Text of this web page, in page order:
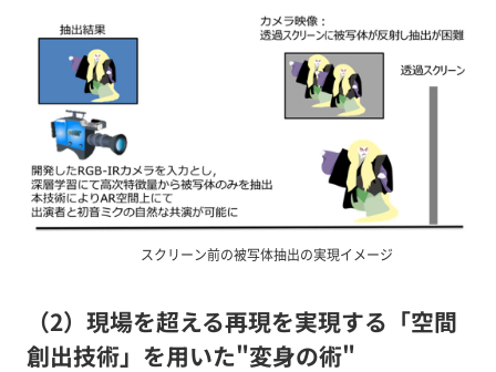
スクリーン前の被写体抽出の実現イメージ
（2）現場を超える再現を実現する「空間
創出技術」を用いた"変身の術"